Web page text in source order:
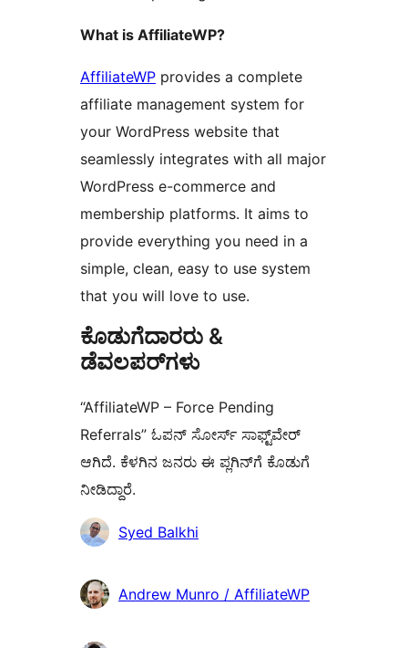
What is AffiliateWP?
AffiliateWP provides a complete
affiliate management system for
your WordPress website that
seamlessly integrates with all major
WordPress e-commerce and
membership platforms. It aims to
provide everything you need in a
simple, clean, easy to use system
that you will love to use.
ಕೊಡುಗೆದಾರರು &
ಡೆವಲಪರ್‌ಗಳು
“AffiliateWP – Force Pending
Referrals” ಓಪನ್ ಸೋರ್ಸ್ ಸಾಫ್ಟ್‌ವೇರ್
ಆಗಿದೆ. ಕೆಳಗಿನ ಜನರು ಈ ಪ್ಲಗಿನ್‌ಗೆ ಕೊಡುಗೆ
ನೀಡಿದ್ದಾರೆ.
ಕೊಡುಗೆದಾರರು
Syed Balkhi
Andrew Munro / AffiliateWP